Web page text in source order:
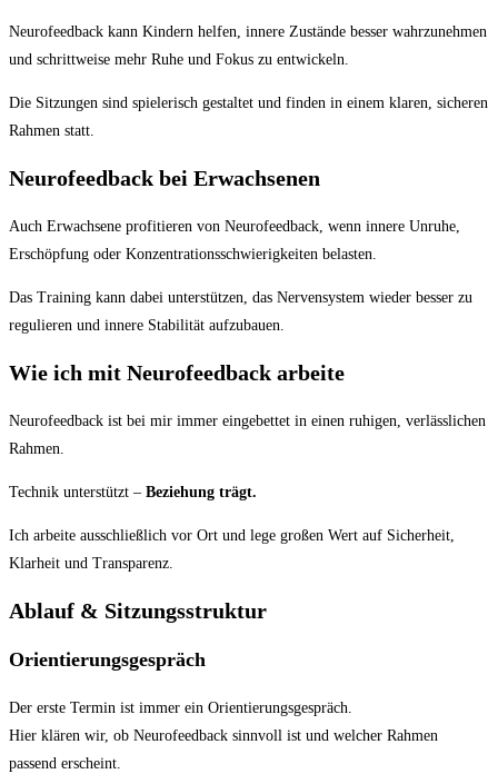
Neurofeedback kann Kindern helfen, innere Zustände besser wahrzunehmen
und schrittweise mehr Ruhe und Fokus zu entwickeln.
Die Sitzungen sind spielerisch gestaltet und finden in einem klaren, sicheren
Rahmen statt.
Neurofeedback bei Erwachsenen
Auch Erwachsene profitieren von Neurofeedback, wenn innere Unruhe,
Erschöpfung oder Konzentrations­schwierigkeiten belasten.
Das Training kann dabei unterstützen, das Nervensystem wieder besser zu
regulieren und innere Stabilität aufzubauen.
Wie ich mit Neurofeedback arbeite
Neurofeedback ist bei mir immer eingebettet in einen ruhigen, verlässlichen
Rahmen.
Technik unterstützt – Beziehung trägt.
Ich arbeite ausschließlich vor Ort und lege großen Wert auf Sicherheit,
Klarheit und Transparenz.
Ablauf & Sitzungsstruktur
Orientierungsgespräch
Der erste Termin ist immer ein Orientierungsgespräch.
Hier klären wir, ob Neurofeedback sinnvoll ist und welcher Rahmen
passend erscheint.